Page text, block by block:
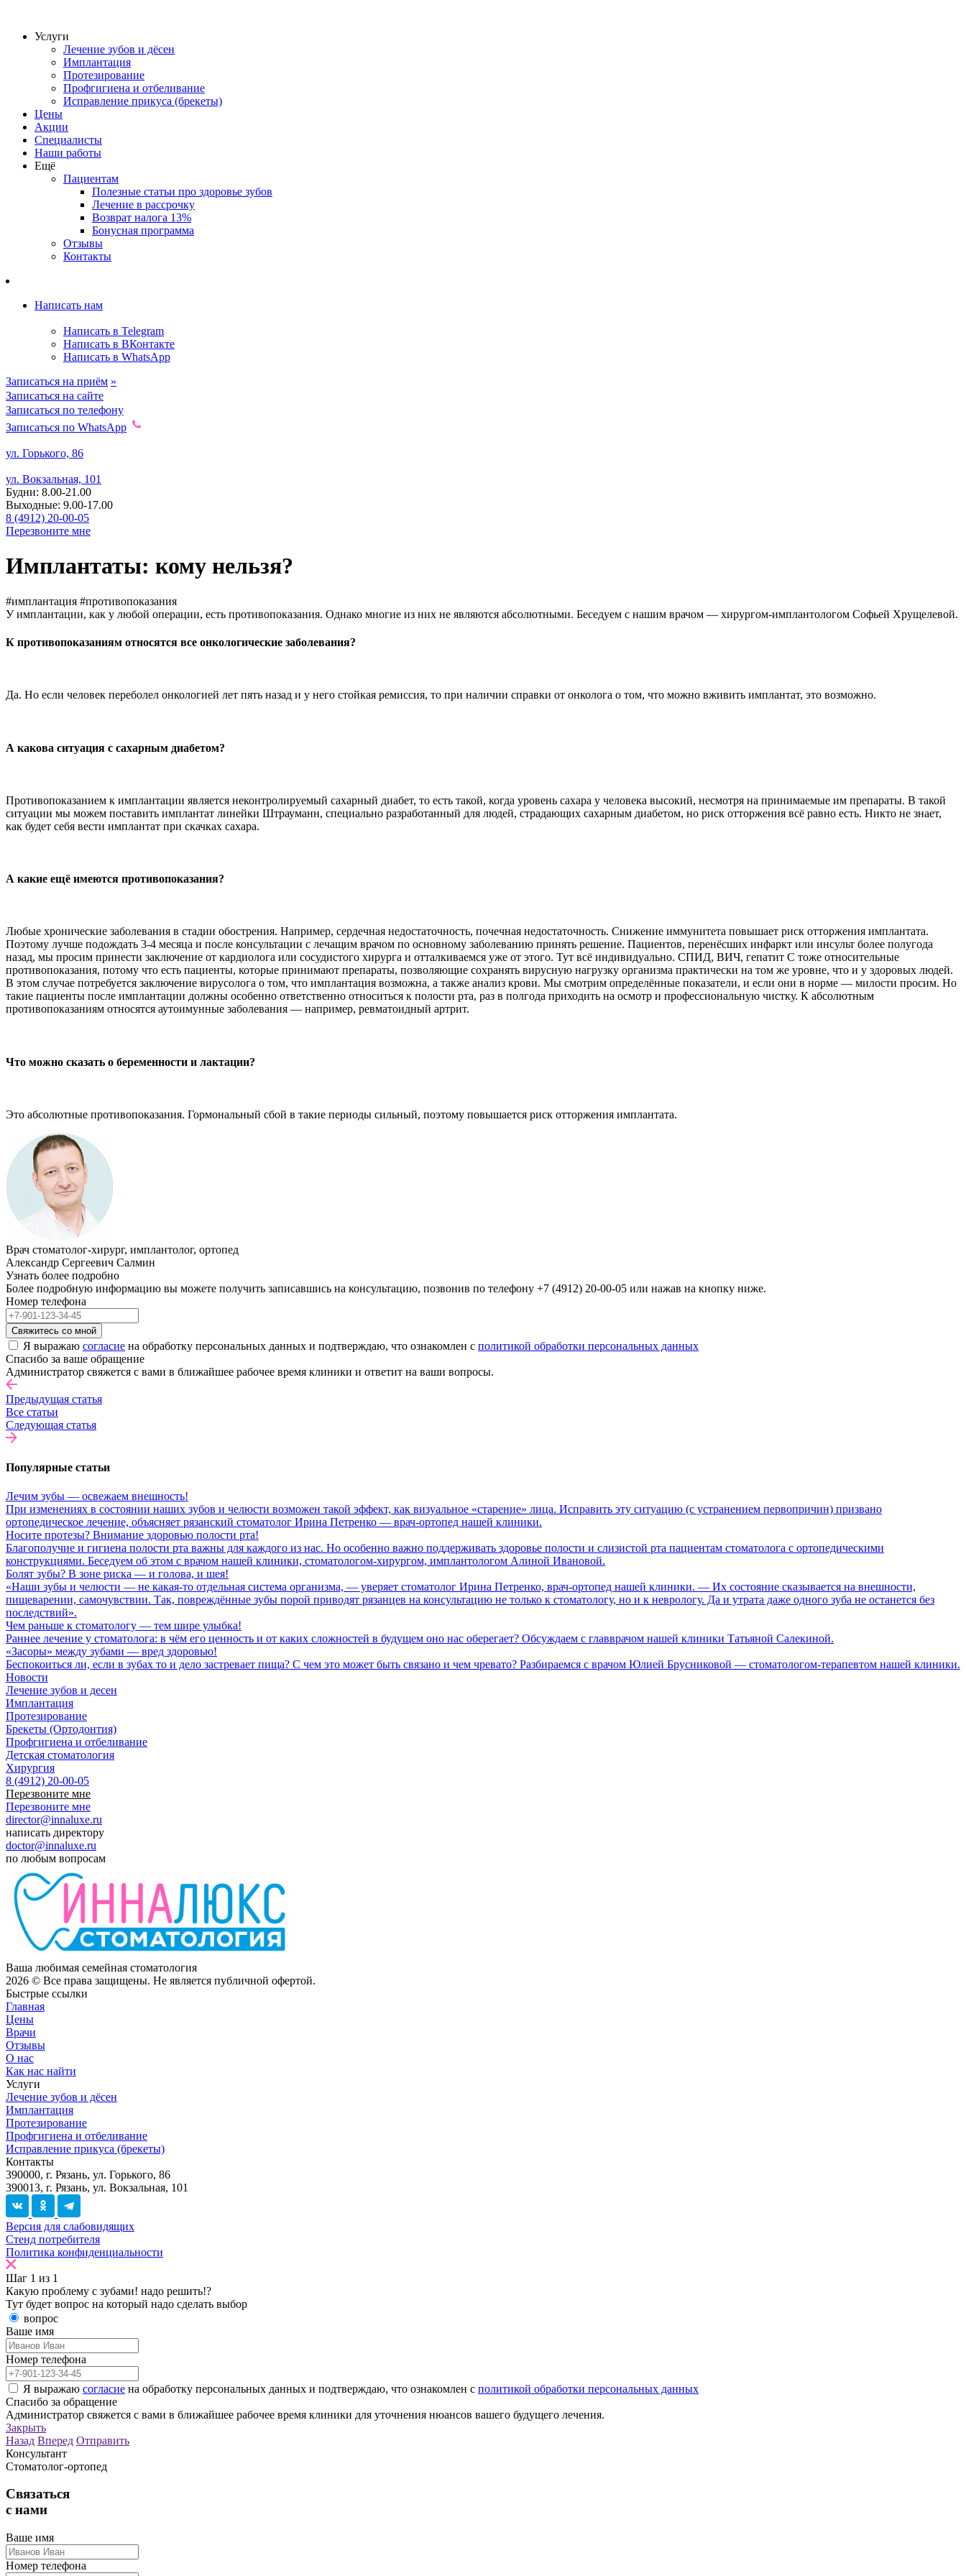
Услуги
Лечение зубов и дёсен
Имплантация
Протезирование
Профгигиена и отбеливание
Исправление прикуса (брекеты)
Цены
Акции
Специалисты
Наши работы
Ещё
Пациентам
Полезные статьи про здоровье зубов
Лечение в рассрочку
Возврат налога 13%
Бонусная программа
Отзывы
Контакты
Написать нам
Написать в Telegram
Написать в ВКонтакте
Написать в WhatsApp
Записаться на приём »
Записаться на сайте
Записаться по телефону
Записаться по WhatsApp
ул. Горького, 86
ул. Вокзальная, 101
Будни: 8.00-21.00
Выходные: 9.00-17.00
8 (4912) 20-00-05
Перезвоните мне
Имплантаты: кому нельзя?
#имплантация #противопоказания
У имплантации, как у любой операции, есть противопоказания. Однако многие из них не являются абсолютными. Беседуем с нашим врачом — хирургом-имплантологом Софьей Хрущелевой.
К противопоказаниям относятся все онкологические заболевания?
Да. Но если человек переболел онкологией лет пять назад и у него стойкая ремиссия, то при наличии справки от онколога о том, что можно вживить имплантат, это возможно.
А какова ситуация с сахарным диабетом?
Противопоказанием к имплантации является неконтролируемый сахарный диабет, то есть такой, когда уровень сахара у человека высокий, несмотря на принимаемые им препараты. В такой
ситуации мы можем поставить имплантат линейки Штрауманн, специально разработанный для людей, страдающих сахарным диабетом, но риск отторжения всё равно есть. Никто не знает,
как будет себя вести имплантат при скачках сахара.
А какие ещё имеются противопоказания?
Любые хронические заболевания в стадии обострения. Например, сердечная недостаточность, почечная недостаточность. Снижение иммунитета повышает риск отторжения имплантата.
Поэтому лучше подождать 3-4 месяца и после консультации с лечащим врачом по основному заболеванию принять решение. Пациентов, перенёсших инфаркт или инсульт более полугода
назад, мы просим принести заключение от кардиолога или сосудистого хирурга и отталкиваемся уже от этого. Тут всё индивидуально. СПИД, ВИЧ, гепатит С тоже относительные
противопоказания, потому что есть пациенты, которые принимают препараты, позволяющие сохранять вирусную нагрузку организма практически на том же уровне, что и у здоровых людей.
В этом случае потребуется заключение вирусолога о том, что имплантация возможна, а также анализ крови. Мы смотрим определённые показатели, и если они в норме — милости просим. Но
такие пациенты после имплантации должны особенно ответственно относиться к полости рта, раз в полгода приходить на осмотр и профессиональную чистку. К абсолютным
противопоказаниям относятся аутоимунные заболевания — например, ревматоидный артрит.
Что можно сказать о беременности и лактации?
Это абсолютные противопоказания. Гормональный сбой в такие периоды сильный, поэтому повышается риск отторжения имплантата.
Врач стоматолог-хирург, имплантолог, ортопед
Александр Сергеевич Салмин
Узнать более подробно
Более подробную информацию вы можете получить записавшись на консультацию, позвонив по телефону +7 (4912) 20-00-05 или нажав на кнопку ниже.
Номер телефона
Свяжитесь со мной
Я выражаю согласие на обработку персональных данных и подтверждаю, что ознакомлен с политикой обработки персональных данных
Спасибо за ваше обращение
Администратор свяжется с вами в ближайшее рабочее время клиники и ответит на ваши вопросы.
Предыдущая статья
Все статьи
Следующая статья
Популярные статьи
Лечим зубы — освежаем внешность!
При изменениях в состоянии наших зубов и челюсти возможен такой эффект, как визуальное «старение» лица. Исправить эту ситуацию (с устранением первопричин) призвано
ортопедическое лечение, объясняет рязанский стоматолог Ирина Петренко — врач-ортопед нашей клиники.
Носите протезы? Внимание здоровью полости рта!
Благополучие и гигиена полости рта важны для каждого из нас. Но особенно важно поддерживать здоровье полости и слизистой рта пациентам стоматолога с ортопедическими
конструкциями. Беседуем об этом с врачом нашей клиники, стоматологом-хирургом, имплантологом Алиной Ивановой.
Болят зубы? В зоне риска — и голова, и шея!
«Наши зубы и челюсти — не какая-то отдельная система организма, — уверяет стоматолог Ирина Петренко, врач-ортопед нашей клиники. — Их состояние сказывается на внешности,
пищеварении, самочувствии. Так, повреждённые зубы порой приводят рязанцев на консультацию не только к стоматологу, но и к неврологу. Да и утрата даже одного зуба не останется без
последствий».
Чем раньше к стоматологу — тем шире улыбка!
Раннее лечение у стоматолога: в чём его ценность и от каких сложностей в будущем оно нас оберегает? Обсуждаем с главврачом нашей клиники Татьяной Салекиной.
«Засоры» между зубами — вред здоровью!
Беспокоиться ли, если в зубах то и дело застревает пища? С чем это может быть связано и чем чревато? Разбираемся с врачом Юлией Брусниковой — стоматологом-терапевтом нашей клиники.
Новости
Лечение зубов и десен
Имплантация
Протезирование
Брекеты (Ортодонтия)
Профгигиена и отбеливание
Детская стоматология
Хирургия
8 (4912) 20-00-05
Перезвоните мне
Перезвоните мне
director@innaluxe.ru
написать директору
doctor@innaluxe.ru
по любым вопросам
Ваша любимая семейная стоматология
2026 © Все права защищены. Не является публичной офертой.
Быстрые ссылки
Главная
Цены
Врачи
Отзывы
О нас
Как нас найти
Услуги
Лечение зубов и дёсен
Имплантация
Протезирование
Профгигиена и отбеливание
Исправление прикуса (брекеты)
Контакты
390000, г. Рязань, ул. Горького, 86
390013, г. Рязань, ул. Вокзальная, 101
Версия для слабовидящих
Стенд потребителя
Политика конфиденциальности
Шаг 1 из 1
Какую проблему с зубами! надо решить!?
Тут будет вопрос на который надо сделать выбор
вопрос
Ваше имя
Номер телефона
Я выражаю согласие на обработку персональных данных и подтверждаю, что ознакомлен с политикой обработки персональных данных
Спасибо за обращение
Администратор свяжется с вами в ближайшее рабочее время клиники для уточнения нюансов вашего будущего лечения.
Закрыть
Назад Вперед Отправить
Консультант
Стоматолог-ортопед
Связаться
с нами
Ваше имя
Номер телефона